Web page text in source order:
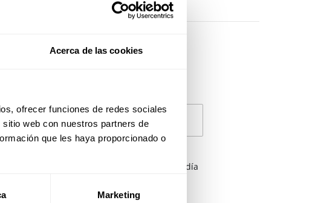
Acerca de las cookies
ofrecer funciones de redes sociales
web con nuestros partners de
que les haya proporcionado o
Marketing
Contacta con la patrona
Tiempo de respuesta: Menos de un día